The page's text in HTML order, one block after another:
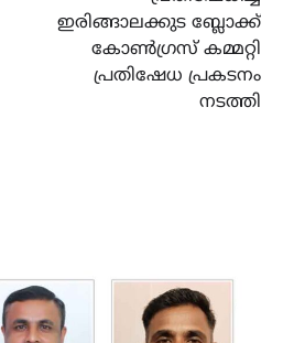
ഇരിങ്ങാലക്കുട ബ്ലോക്ക്‌
കോൺഗ്രസ്‌ കമ്മറ്റി
പ്രതിഷേധ പ്രകടനം
നടത്തി